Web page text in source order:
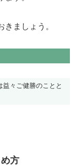
きましょう。
々ご健勝のことと
方